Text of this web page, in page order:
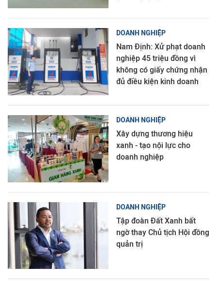
DOANH NGHIỆP
Nam Định: Xử phạt doanh
nghiệp 45 triệu đồng vì
không có giấy chứng nhận
đủ điều kiện kinh doanh
DOANH NGHIỆP
Xây dựng thương hiệu
xanh - tạo nội lực cho
doanh nghiệp
DOANH NGHIỆP
Tập đoàn Đất Xanh bất
ngờ thay Chủ tịch Hội đồng
quản trị